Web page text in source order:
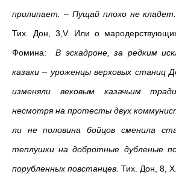
прилипает. – Пущай плохо не
Тих. Дон, 3,V. Или о
Фомина: В эскадроне, за редким
казаки – уроженцы верховых станиц
изменяли вековым казачьим
несмотря на протесты двух
ли не половина бойцов сменила
теплушки на добротные дубленые
порубленных повстанцев. Тих. Дон, 8, Х.